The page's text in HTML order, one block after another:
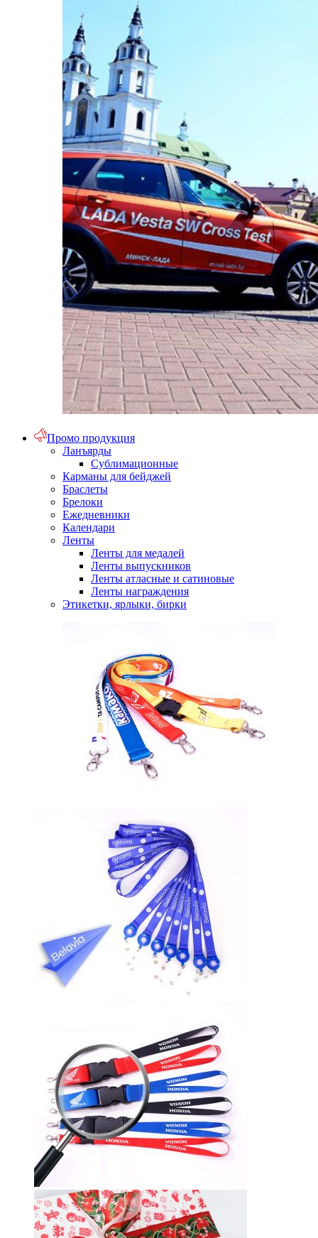
Промо продукция
Ланъярды
Сублимационные
Карманы для бейджей
Браслеты
Брелоки
Ежедневники
Календари
Ленты
Ленты для медалей
Ленты выпускников
Ленты атласные и сатиновые
Ленты награждения
Этикетки, ярлыки, бирки